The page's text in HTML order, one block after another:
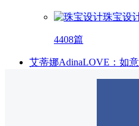
珠宝设
4408篇
艾蒂娜AdinaLOVE：如